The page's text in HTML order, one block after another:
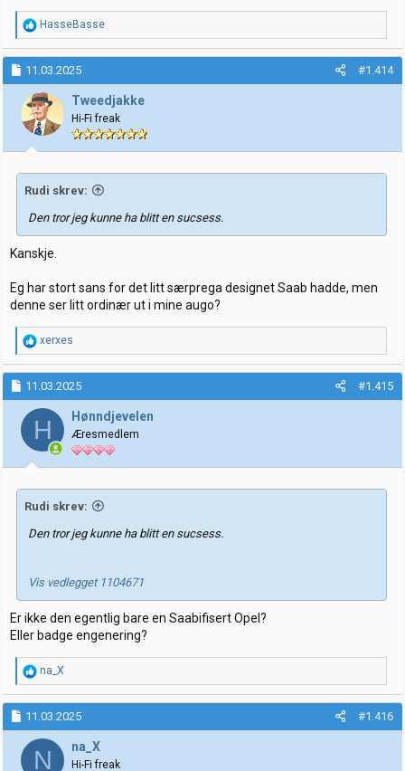
R
e
a
k
s
j
o
n
e
r
HasseBasse
11.03.2025 #1.414
Tweedjakke
Hi-Fi freak
Rudi skrev:
Den tror jeg kunne ha blitt en sucsess.
Kanskje.
Eg har stort sans for det litt særprega designet Saab hadde, men
denne ser litt ordinær ut i mine augo?
R
e
a
k
s
j
o
e
r
xerxes
11.03.2025 #1.415
H Hønndjevelen
Æresmedlem
Rudi skrev:
Den tror jeg kunne ha blitt en sucsess.
Vis vedlegget 1104671
Er ikke den egentlig bare en Saabifisert Opel?
Eller badge engenering?
R
e
a
k
s
j
o
na_X
11.03.2025 #1.416
N na_X
Hi-Fi freak